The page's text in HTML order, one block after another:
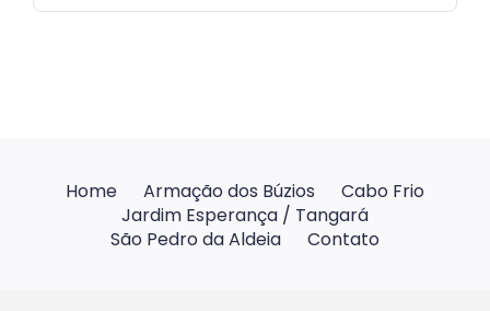
Home Armação dos Búzios
Cabo Frio
Jardim Esperança / Tangará
São Pedro da Aldeia
Contato